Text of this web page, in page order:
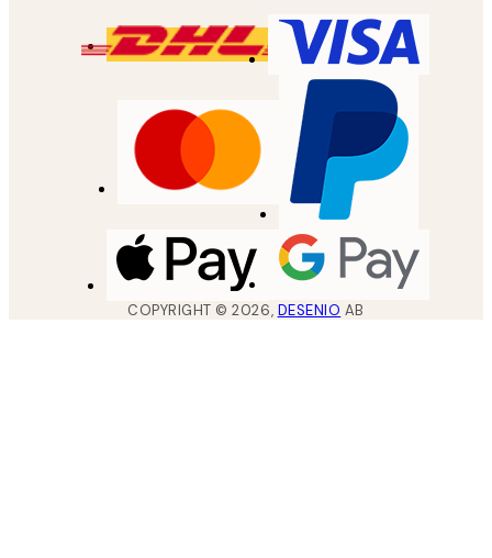
COPYRIGHT ©2026, DESENIO AB